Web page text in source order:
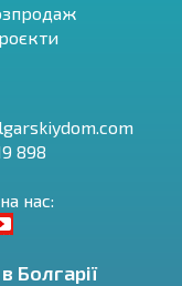
898
нас:
Болгарії